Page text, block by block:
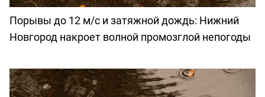
Порывы до 12 м/с и затяжной дождь: Нижний
Новгород накроет волной промозглой непогоды